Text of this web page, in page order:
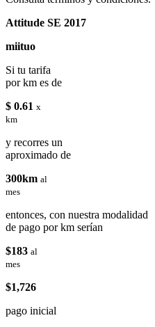
Attitude SE 2017
miituo
Si tu tarifa
por km es de
$ 0.61 x
km
y recorres un
aproximado de
300km al
mes
entonces, con nuestra modalidad
de pago por km serían
$183 al
mes
$1,726
pago inicial